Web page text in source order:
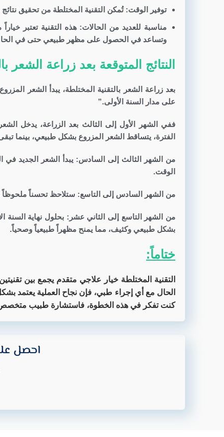
توفير الوقت: تُمكن التقنية المختلطة من تحقيق
مناسبة للعديد من الحالات: هذه التقنية تعتبر
وتساعد في الحصول على مظهر طبيعي حتى في
النتائج المتوقعة بعد زراعة الشعر
بعد زراعة الشعر بالتقنية المختلطة، يبدأ الشعر
على مدار السنة الأولى.”
ففي الشهر الأول إلى الثالث بعد الزراعة، يدخل
الفترة، يتساقط الشعر المزروع بشكل طبيعي، بينما
من الشهر الثالث إلى السادس: يبدأ الشعر الجديد في
الوقت.
من الشهر السادس إلى التاسع: ستلاحظ تحسناً ملحوظاً
من الشهر التاسع إلى الثاني عشر: بحلول نهاية السنة
بشكل طبيعي وكثيف، مما يمنح مظهراً طبيعياً وصحياً.
ختاماً:
التقنية المختلطة خيار علاجي متقدم يجمع بين
الحال مع أي إجراء طبي، فإن نجاح العملية يعتمد
كنت تفكر في هذه الخطوة، فاستشارة طبيب متخصص
احصل